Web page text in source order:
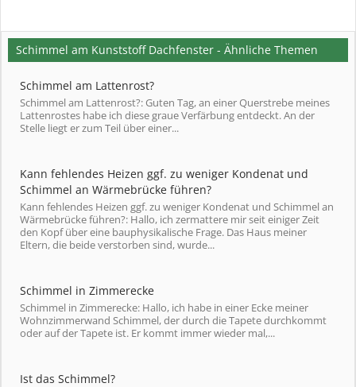
Schimmel am Kunststoff Dachfenster - Ähnliche Themen
Schimmel am Lattenrost?
Schimmel am Lattenrost?: Guten Tag, an einer Querstrebe meines
Lattenrostes habe ich diese graue Verfärbung entdeckt. An der
Stelle liegt er zum Teil über einer...
Kann fehlendes Heizen ggf. zu weniger Kondenat und
Schimmel an Wärmebrücke führen?
Kann fehlendes Heizen ggf. zu weniger Kondenat und Schimmel an
Wärmebrücke führen?: Hallo, ich zermattere mir seit einiger Zeit
den Kopf über eine bauphysikalische Frage. Das Haus meiner
Eltern, die beide verstorben sind, wurde...
Schimmel in Zimmerecke
Schimmel in Zimmerecke: Hallo, ich habe in einer Ecke meiner
Wohnzimmerwand Schimmel, der durch die Tapete durchkommt
oder auf der Tapete ist. Er kommt immer wieder mal,...
Ist das Schimmel?